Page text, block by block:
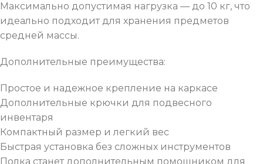
Максимально допустимая нагрузка — до 10 кг, что
идеально подходит для хранения предметов
средней массы.
Дополнительные преимущества:
Простое и надежное крепление на каркасе
Дополнительные крючки для подвесного
инвентаря
Компактный размер и легкий вес
Быстрая установка без сложных инструментов
Полка станет дополнительным помощником для